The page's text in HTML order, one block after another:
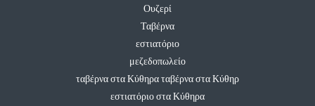
Ουζερί
Ταβέρνα
εστιατόριο
μεζεδοπωλείο
ταβέρνα στα Κύθηρα ταβέρνα στα Κύθηρ
εστιατόριο στα Κύθηρα